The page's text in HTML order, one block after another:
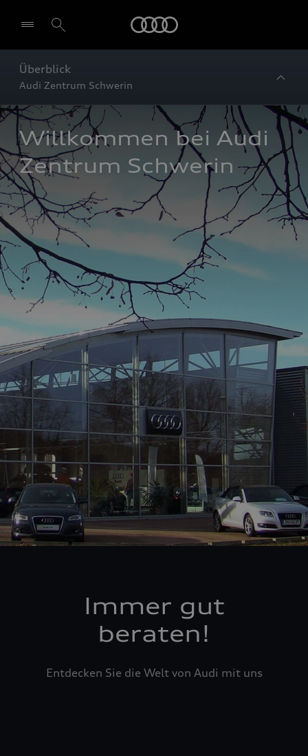
Überblick
Audi Zentrum Schwerin
Willkommen bei Audi
Zentrum Schwerin
Immer gut
beraten!
Entdecken Sie die Welt von Audi mit uns